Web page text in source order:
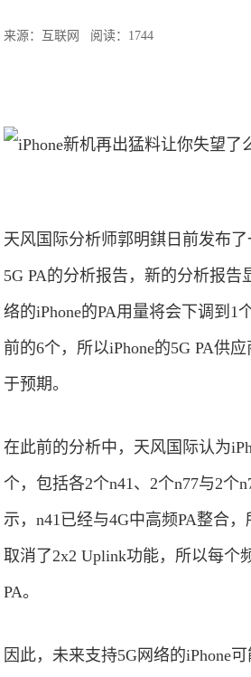
来源：互联网 阅读：1744
天风国际分析师郭明錤日前发布了
5G PA的分析报告，新的分析报告
络的iPhone的PA用量将会下调到1
前的6个，所以iPhone的5G PA供
于预期。
在此前的分析中，天风国际认为
个，包括各2个n41、2个n77与2个
示，n41已经与4G中高频PA整合
取消了2x2 Uplink功能，所以每个
PA。
因此，未来支持5G网络的iPhone